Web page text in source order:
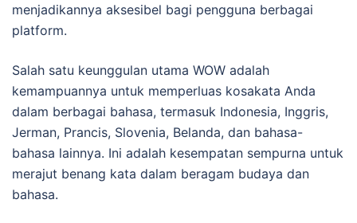
menjadikannya aksesibel bagi pengguna berbagai
platform.
Salah satu keunggulan utama WOW adalah
kemampuannya untuk memperluas kosakata Anda
dalam berbagai bahasa, termasuk Indonesia, Inggris,
Jerman, Prancis, Slovenia, Belanda, dan bahasa-
bahasa lainnya. Ini adalah kesempatan sempurna untuk
merajut benang kata dalam beragam budaya dan
bahasa.